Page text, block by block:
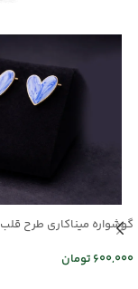
گوشواره میناکاری طرح قلب mr25-04
600,000 تومان